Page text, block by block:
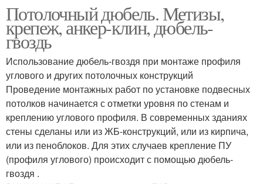
Потолочный дюбель. Метизы,
крепеж, анкер-клин, дюбель-
гвоздь
Использование дюбель-гвоздя при монтаже профиля
углового и других потолочных конструкций
Проведение монтажных работ по установке подвесных
потолков начинается с отметки уровня по стенам и
креплению углового профиля. В современных зданиях
стены сделаны или из ЖБ-конструкций, или из кирпича,
или из пеноблоков. Для этих случаев крепление ПУ
(профиля углового) происходит с помощью дюбель-
гвоздя .